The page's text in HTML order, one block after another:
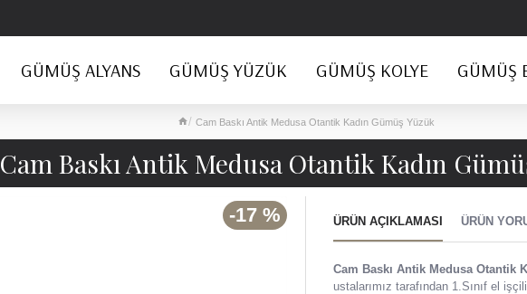
GÜMÜŞ ALYANS GÜMÜŞ YÜZÜK GÜMÜŞ KOLYE GÜMÜŞ
Cam Baskı Antik Medusa Otantik Kadın Gümüş Yüzük
Cam Baskı Antik Medusa Otantik Kadın
-17 % ÜRÜN AÇIKLAMASI ÜRÜN
Cam Baskı Antik Medusa Otantik
ustalarımız tarafından 1.Sınıf el